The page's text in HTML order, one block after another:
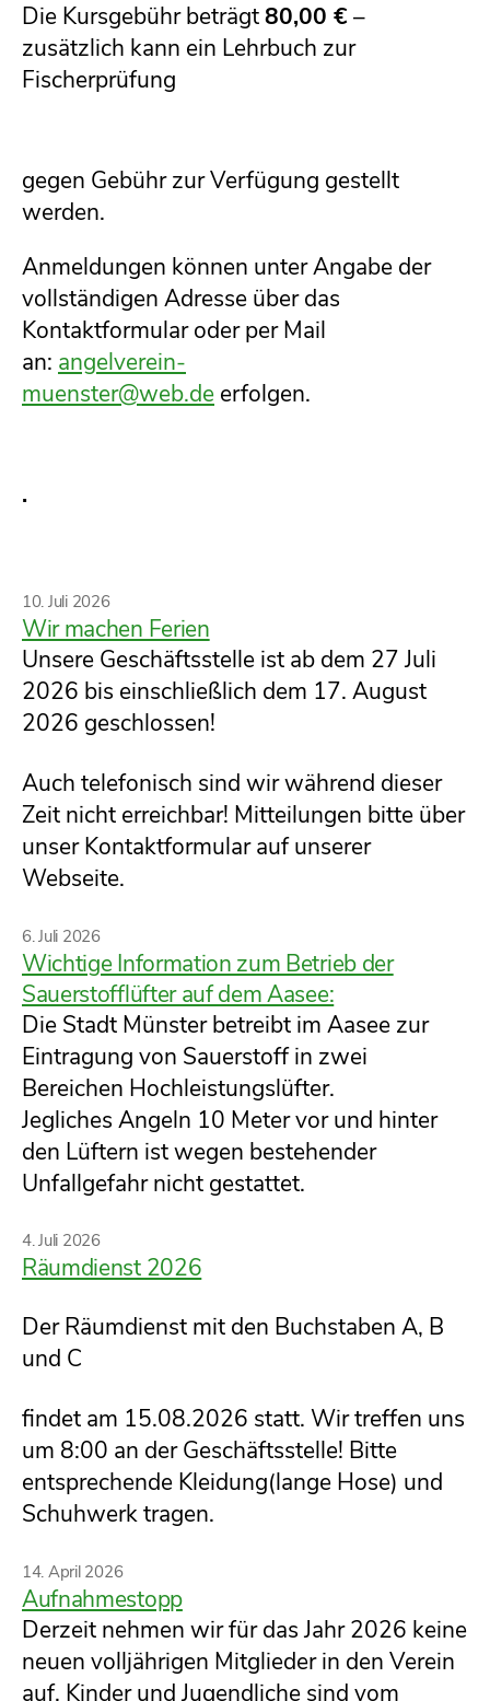
Die Kursgebühr beträgt80,00 € –
zusätzlich kann ein Lehrbuch zur
Fischerprüfung
gegen Gebühr zur Verfügung gestellt
werden.
Anmeldungen können unter Angabe der
vollständigen Adresse über das
Kontaktformular oder per Mail
an: angelverein-
muenster@web.de erfolgen.
.
Kategorien
10. Juli 2026
Wir machen Ferien
Unsere Geschäftsstelle ist ab dem 27 Juli
2026 bis einschließlich dem 17. August
2026 geschlossen!
Auch telefonisch sind wir während dieser
Zeit nicht erreichbar! Mitteilungen bitte über
unser Kontaktformular auf unserer
Webseite.
Kategorien
6. Juli 2026
Wichtige Information zum Betrieb der
Sauerstofflüfter auf dem Aasee:
Die Stadt Münster betreibt im Aasee zur
Eintragung von Sauerstoff in zwei
Bereichen Hochleistungslüfter.
Jegliches Angeln 10 Meter vor und hinter
den Lüftern ist wegen bestehender
Unfallgefahr nicht gestattet.
Kategorien
4. Juli 2026
Räumdienst 2026
Der Räumdienst mit den Buchstaben A, B
und C
findet am 15.08.2026 statt. Wir treffen uns
um 8:00 an der Geschäftsstelle! Bitte
entsprechende Kleidung(lange Hose) und
Schuhwerk tragen.
Kategorien
14. April 2026
Aufnahmestopp
Derzeit nehmen wir für das Jahr 2026 keine
neuen volljährigen Mitglieder in den Verein
auf. Kinder und Jugendliche sind vom